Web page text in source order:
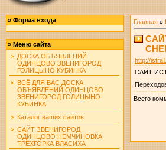
» Форма входа
» Меню сайта
ДОСКА ОБЪЯВЛЕНИЙ
ОДИНЦОВО ЗВЕНИГОРОД
ГОЛИЦЫНО КУБИНКА
ВСЁ ДЛЯ ВАС ДОСКА
ОБЪЯВЛЕНИЙ ОДИНЦОВО
ЗВЕНИГОРОД ГОЛИЦЫНО
КУБИНКА
Каталог ваших сайтов
САЙТ ЗВЕНИГОРОД
ОДИНЦОВО НЕМЧИНОВКА
ТРЁХГОРКА ВЛАСИХА
Главная»
http://
САЙТ
Всего